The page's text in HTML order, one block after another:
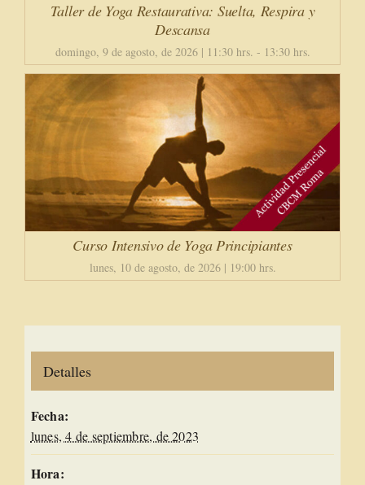
Taller de Yoga Restaurativa: Suelta, Respira y
Descansa
domingo, 9 de agosto, de 2026 | 11:30 hrs. - 13:30 hrs.
Curso Intensivo de Yoga Principiantes
lunes, 10 de agosto, de 2026 | 19:00 hrs.
Detalles
Fecha:
lunes, 4 de septiembre, de 2023
Hora: